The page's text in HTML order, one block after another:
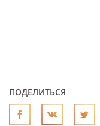
ПОДЕЛИТЬСЯ